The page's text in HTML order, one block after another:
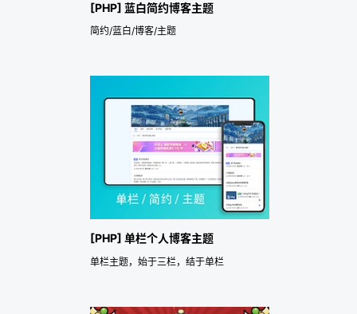
[PHP] 蓝白简约博客主题
简约/蓝白/博客/主题
[PHP] 单栏个人博客主题
单栏主题，始于三栏，结于单栏